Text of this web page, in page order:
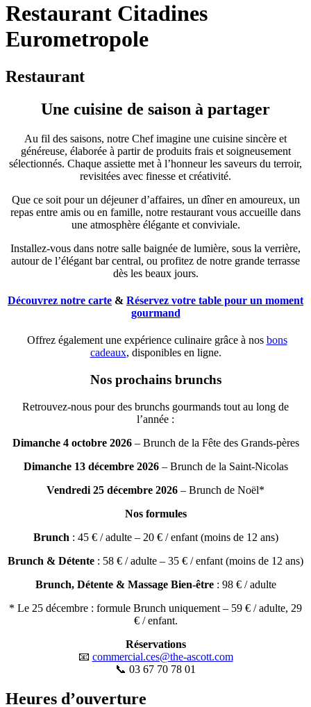
Restaurant Citadines
Eurometropole
Restaurant
Une cuisine de saison à partager
Au fil des saisons, notre Chef imagine une cuisine sincère et
généreuse, élaborée à partir de produits frais et soigneusement
sélectionnés. Chaque assiette met à l’honneur les saveurs du terroir,
revisitées avec finesse et créativité.
Que ce soit pour un déjeuner d’affaires, un dîner en amoureux, un
repas entre amis ou en famille, notre restaurant vous accueille dans
une atmosphère élégante et conviviale.
Installez-vous dans notre salle baignée de lumière, sous la verrière,
autour de l’élégant bar central, ou profitez de notre grande terrasse
dès les beaux jours.
Découvrez notre carte & Réservez votre table pour un moment
gourmand
Offrez également une expérience culinaire grâce à nos bons
cadeaux, disponibles en ligne.
Nos prochains brunchs
Retrouvez-nous pour des brunchs gourmands tout au long de
l’année :
Dimanche 4 octobre 2026– Brunch de la Fête des Grands-pères
Dimanche 13 décembre 2026– Brunch de la Saint-Nicolas
Vendredi 25 décembre 2026 – Brunch de Noël*
Nos formules
Brunch : 45 € / adulte – 20 € / enfant (moins de 12 ans)
Brunch & Détente : 58 € / adulte – 35 € / enfant (moins de 12 ans)
Brunch, Détente & Massage Bien-être: 98 € / adulte
* Le 25 décembre : formule Brunch uniquement – 59 € / adulte, 29
€ / enfant.
Réservations
📧 commercial.ces@the-ascott.com
📞 03 67 70 78 01
Heures d’ouverture